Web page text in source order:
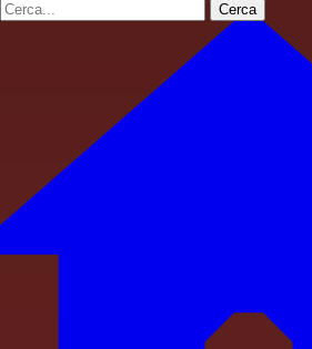
Cerca